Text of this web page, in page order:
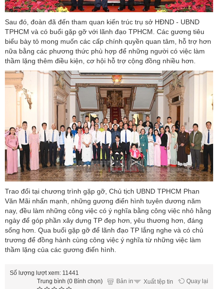
Sau đó, đoàn đã đến tham quan kiến trúc trụ sở HĐND - UBND
TPHCM và có buổi gặp gỡ với lãnh đạo TPHCM. Các gương tiêu
biểu bày tỏ mong muốn các cấp chính quyền quan tâm, hỗ trợ hơn
nữa bằng các phương thức phù hợp để những người có việc làm
thầm lặng thêm điều kiện, cơ hội hỗ trợ cộng đồng nhiều hơn.
Trao đổi tại chương trình gặp gỡ, Chủ tịch UBND TPHCM Phan
Văn Mãi nhấn mạnh, những gương điển hình tuyên dương năm
nay, đều làm những công việc có ý nghĩa bằng công việc nhỏ hằng
ngày để góp phần xây dựng TP đẹp hơn, yêu thương hơn, đáng
sống hơn. Qua buổi gặp gỡ để lãnh đạo TP lắng nghe và có chủ
trương để đồng hành cùng công việc ý nghĩa từ những việc làm
thầm lặng của các gương điển hình.
Số lượng lượt xem: 11441
Quay lại
Xuất tệp tin
Bản in
Trung bình (0 Bình chọn)